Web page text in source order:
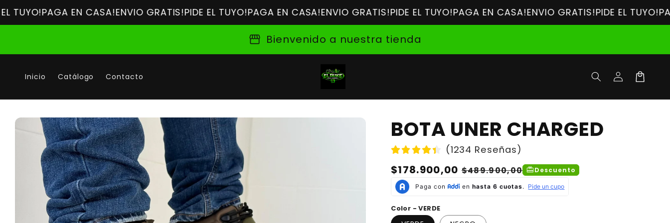
PAGA EN CASA!ENVIO GRATIS!PIDE EL TUYO!PAGA EN CASA!ENVIO GRATIS!PIDE EL TUYO!PAGA EN CASA!ENVIO GRATIS!PIDE EL TUYO!PAGA EN
storefront Bienvenido a nuestra tienda
Inicio Catálogo Contacto
Iniciar
sesión
Carrito
directamente
información
del producto
BOTA UNER CHARGED
(1234 Reseñas)
Precio
habitual
$178.900,00 Precio
de
$489.900,00 redeemDescuento
Color - VERDE